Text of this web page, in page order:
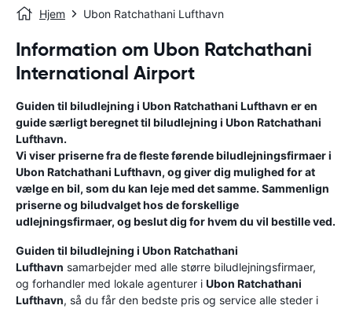
Hjem Ubon Ratchathani Lufthavn
Information om Ubon Ratchathani
International Airport
Guiden til biludlejning i Ubon Ratchathani Lufthavn er en
guide særligt beregnet til biludlejning i Ubon Ratchathani
Lufthavn.
Vi viser priserne fra de fleste førende biludlejningsfirmaer i
Ubon Ratchathani Lufthavn, og giver dig mulighed for at
vælge en bil, som du kan leje med det samme. Sammenlign
priserne og biludvalget hos de forskellige
udlejningsfirmaer, og beslut dig for hvem du vil bestille ved.
Guiden til biludlejning i Ubon Ratchathani
Lufthavn samarbejder med alle større biludlejningsfirmaer,
og forhandler med lokale agenturer i Ubon Ratchathani
Lufthavn, så du får den bedste pris og service alle steder i